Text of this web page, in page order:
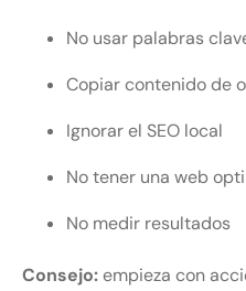
No usar palabras
Copiar contenido de
Ignorar el SEO local
No tener una web
No medir resultados
Consejo:empieza con